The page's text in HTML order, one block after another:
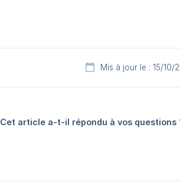
Mis à jour le : 15/10/
Cet article a-t-il répondu à vos questions